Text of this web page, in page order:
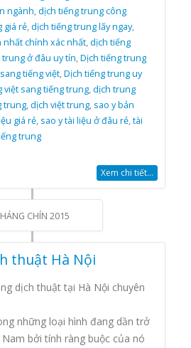
ngành,dịch tiếng trung công
giá rẻ,dịch tiếng trung lấy ngay,
chính xác nhất,dịch tiếng
ở đâu uy tín,Dịch tiếng trung
tiếng việt,Dịch tiếng trung uy
việt sang tiếng trung,dịch trung
trung,dịch việt trung, sao y bản
giá rẻ, sao y tài liệu ở đâu rẻ,tài
trung
Xem chi tiết...
CHÍN 2015
thuật Hà Nội
dịch thuật tại Hà Nội chuyên
những loại hình đang dần trở
bởi tính ràng buộc của nó